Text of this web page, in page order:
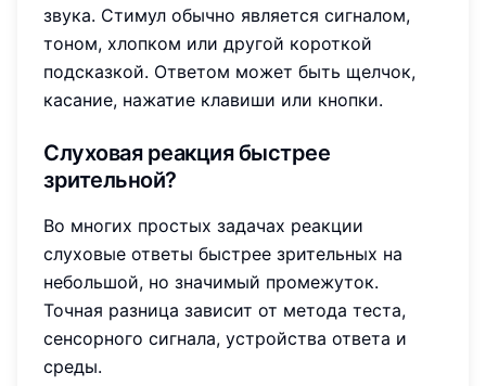
звука. Стимул обычно является сигналом,
тоном, хлопком или другой короткой
подсказкой. Ответом может быть щелчок,
касание, нажатие клавиши или кнопки.
Слуховая реакция быстрее
зрительной?
Во многих простых задачах реакции
слуховые ответы быстрее зрительных на
небольшой, но значимый промежуток.
Точная разница зависит от метода теста,
сенсорного сигнала, устройства ответа и
среды.